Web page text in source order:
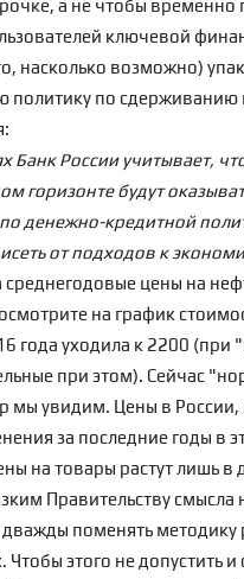
а не чтобы временно
ключевой
насколько возможно)
по сдерживанию
Банк России учитывает,
горизонте будут
денежно-кредитной
от подходов к
цены на
на график
года уходила к 2200
при этом). Сейчас
мы увидим. Цены в России,
за последние годы в
на товары растут лишь
Правительству
поменять методику
этого не допустить